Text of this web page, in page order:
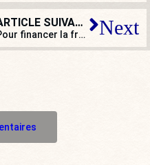
ARTICLE SUIVANT
Pour financer la fraude, les Français condamnés à être moins remboursés ? Next